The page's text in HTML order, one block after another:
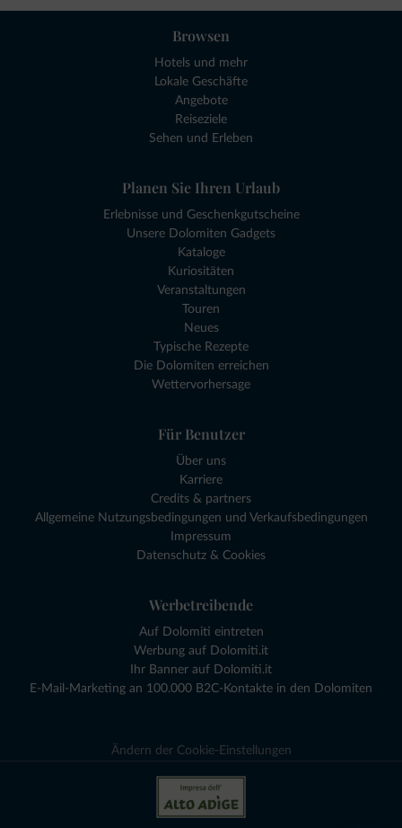
Browsen
Hotels und mehr
Lokale Geschäfte
Angebote
Reiseziele
Sehen und Erleben
Planen Sie Ihren Urlaub
Erlebnisse und Geschenkgutscheine
Unsere Dolomiten Gadgets
Kataloge
Kuriositäten
Veranstaltungen
Touren
Neues
Typische Rezepte
Die Dolomiten erreichen
Wettervorhersage
Für Benutzer
Über uns
Karriere
Credits & partners
Allgemeine Nutzungsbedingungen und Verkaufsbedingungen
Impressum
Datenschutz & Cookies
Werbetreibende
Auf Dolomiti eintreten
Werbung auf Dolomiti.it
Ihr Banner auf Dolomiti.it
E-Mail-Marketing an 100.000 B2C-Kontakte in den Dolomiten
Ändern der Cookie-Einstellungen